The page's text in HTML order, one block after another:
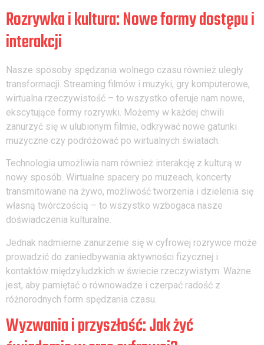
Rozrywka i kultura: Nowe formy dostępu i
interakcji
Nasze sposoby spędzania wolnego czasu również uległy
transformacji. Streaming filmów i muzyki, gry komputerowe,
wirtualna rzeczywistość – to wszystko oferuje nam nowe,
ekscytujące formy rozrywki. Możemy w każdej chwili
zanurzyć się w ulubionym filmie, odkrywać nowe gatunki
muzyczne czy podróżować po wirtualnych światach.
Technologia umożliwia nam również interakcję z kulturą w
nowy sposób. Wirtualne spacery po muzeach, koncerty
transmitowane na żywo, możliwość tworzenia i dzielenia się
własną twórczością – to wszystko wzbogaca nasze
doświadczenia kulturalne.
Jednak nadmierne zanurzenie się w cyfrowej rozrywce może
prowadzić do zaniedbywania aktywności fizycznej i
kontaktów międzyludzkich w świecie rzeczywistym. Ważne
jest, aby pamiętać o równowadze i czerpać radość z
różnorodnych form spędzania czasu.
Wyzwania i przyszłość: Jak żyć